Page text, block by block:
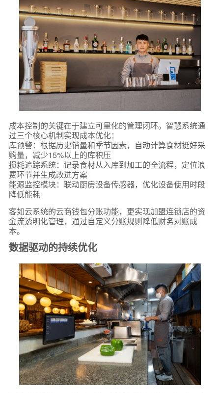
成本控制的关键在于建立可量化的管理闭环。智慧系统通
过三个核心机制实现成本优化：
库预警：根据历史销量和季节因素，自动计算食材挺好采
购量，减少15%以上的库积压
损耗追踪系统：记录食材从入库到加工的全流程，定位浪
费环节并生成改进方案
能源监控模块：联动厨房设备传感器，优化设备使用时段
降低能耗
客如云系统的云商钱包分账功能，更实现加盟连锁店的资
金流透明化管理，通过自定义分账规则降低财务对账成
本。
数据驱动的持续优化